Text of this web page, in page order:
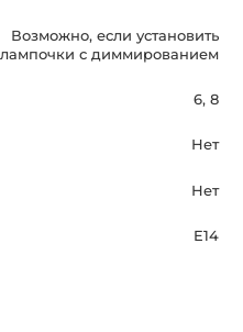
Возможно, если установить
лампочки с диммированием
6, 8
Нет
Нет
E14